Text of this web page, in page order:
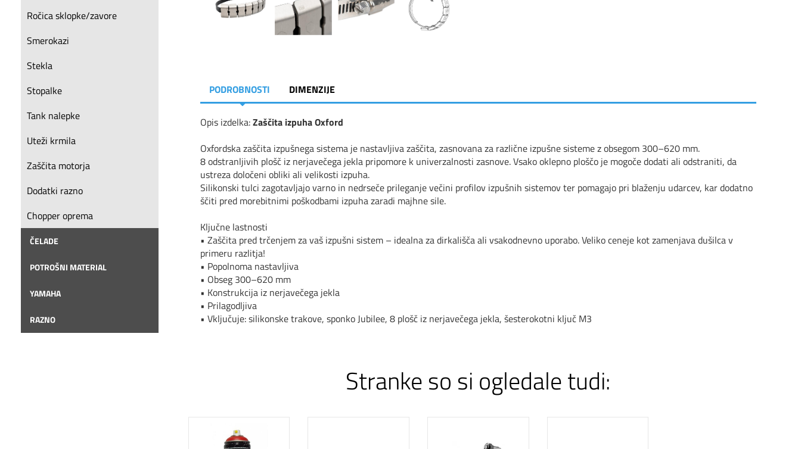
Ročica sklopke/zavore
Smerokazi
Stekla
Stopalke
Tank nalepke
Uteži krmila
Zaščita motorja
Dodatki razno
Chopper oprema
ČELADE
POTROŠNI MATERIAL
YAMAHA
RAZNO
PODROBNOSTI DIMENZIJE
Opis izdelka:Zaščita izpuha Oxford
Oxfordska zaščita izpušnega sistema je nastavljiva zaščita, zasnovana za različne izpušne sisteme z obsegom 300–620 mm.
8 odstranljivih plošč iz nerjavečega jekla pripomore k univerzalnosti zasnove. Vsako oklepno ploščo je mogoče dodati ali odstraniti, da
ustreza določeni obliki ali velikosti izpuha.
Silikonski tulci zagotavljajo varno in nedrseče prileganje večini profilov izpušnih sistemov ter pomagajo pri blaženju udarcev, kar dodatno
ščiti pred morebitnimi poškodbami izpuha zaradi majhne sile.
Ključne lastnosti
• Zaščita pred trčenjem za vaš izpušni sistem – idealna za dirkališča ali vsakodnevno uporabo. Veliko ceneje kot zamenjava dušilca v
primeru razlitja!
• Popolnoma nastavljiva
• Obseg 300–620 mm
• Konstrukcija iz nerjavečega jekla
• Prilagodljiva
• Vključuje: silikonske trakove, sponko Jubilee, 8 plošč iz nerjavečega jekla, šesterokotni ključ M3
Stranke so si ogledale tudi: